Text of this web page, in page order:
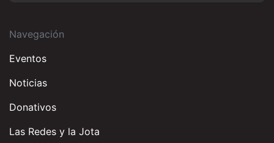
Navegación
Eventos
Noticias
Donativos
Las Redes y la Jota